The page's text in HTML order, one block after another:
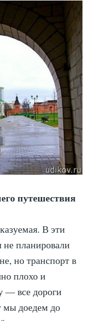
путешествия
В эти
планировали
но транспорт в
плохо и
— все дороги
мы доедем до